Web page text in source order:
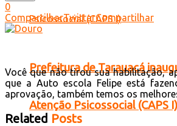
Prefeitura de Tarauacá
Atenção Psicossocial (CAPS I)
0
CompartilharTwittarCompartilhar
Você que não tirou sua habilitação,
que a Auto escola Felipe está
aprovação, também temos os
Related Posts